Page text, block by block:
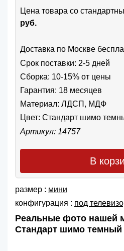
Цена товара cо
руб.
Доставка по Москве
Срок поставки: 2-5 дней
Сборка: 10-15% от цены
Гарантия: 18 месяцев
Материал: ЛДСП, МДФ
Цвет: Стандарт шимо
Артикул: 14757
В
размер : мини
конфигурация : под
Реальные фото нашей
Стандарт шимо темный